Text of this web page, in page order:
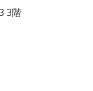
3階